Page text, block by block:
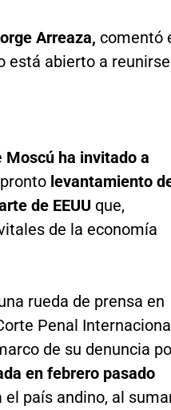
Arreaza, comentó
está abierto a reunirse
Moscú ha invitado a
levantamiento
de EEUU que,
de la economía
rueda de prensa en
Penal
de su denuncia
en febrero pasado
el país andino, al